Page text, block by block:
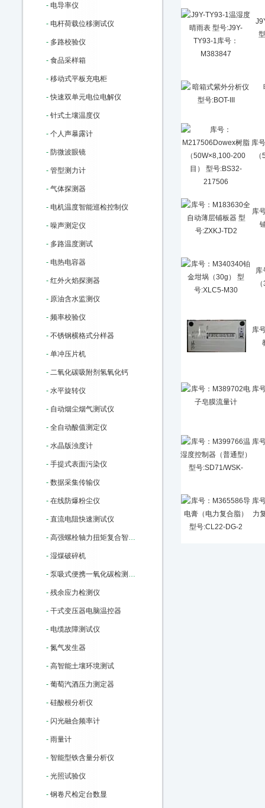
- 电导率仪
- 电杆荷载位移测试仪
- 多路校验仪
- 食品采样箱
- 移动式平板充电柜
-快速双单元电位电解仪
- 针式土壤温度仪
- 个人声暴露计
- 防微波眼镜
- 管型测力计
- 气体探测器
- 电机温度智能巡检控制仪
- 噪声测定仪
- 多路温度测试
- 电热电容器
- 红外火焰探测器
- 原油含水监测仪
- 频率校验仪
- 不锈钢横格式分样器
- 单冲压片机
- 二氧化碳吸附剂氢氧化钙
- 水平旋转仪
- 自动烟尘烟气测试仪
- 全自动酸值测定仪
- 水晶版浊度计
- 手提式表面污染仪
- 数据采集传输仪
- 在线防爆粉尘仪
- 直流电阻快速测试仪
- 高强螺栓轴力扭矩复合智能检测仪
- 湿煤破碎机
- 泵吸式便携一氧化碳检测报警仪
- 残余应力检测仪
- 干式变压器电脑温控器
- 电缆故障测试仪
- 氮气发生器
- 高智能土壤环境测试
- 葡萄汽酒压力测定器
- 硅酸根分析仪
- 闪光融合频率计
- 雨量计
- 智能型铁含量分析仪
- 光照试验仪
- 钢卷尺检定台数显
库
库
库
库
库
库
库
力